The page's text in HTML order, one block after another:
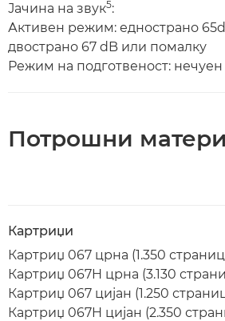
Јачина на звук5:
Активен режим: еднострано
двострано 67 dB или помалку
Режим на подготвеност: нечуен
Потрошни
Картриџи
Картриџ 067 црна (1.350
Картриџ 067H црна (3.130
Картриџ 067 цијан (1.250
Картриџ 067H цијан (2.350